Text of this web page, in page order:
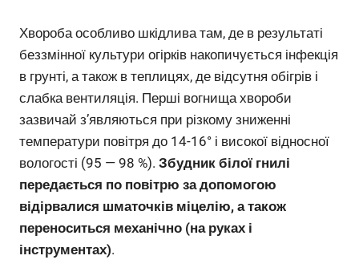
Хвороба особливо шкідлива там, де в результаті
беззмінної культури огірків накопичується інфекція
в грунті, а також в теплицях, де відсутня обігрів і
слабка вентиляція. Перші вогнища хвороби
зазвичай з’являються при різкому зниженні
температури повітря до 14-16° і високої відносної
вологості (95 — 98 %). Збудник білої гнилі
передається по повітрю за допомогою
відірвалися шматочків міцелію, а також
переноситься механічно (на руках і
інструментах).